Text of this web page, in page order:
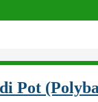
Pot